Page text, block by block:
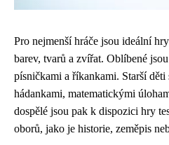
Pro nejmenší hráče jsou ideální
barev, tvarů a zvířat. Oblíbené
písničkami a říkankami. Starší
hádankami, matematickými
dospělé jsou pak k dispozici hry
oborů, jako je historie, zeměpis